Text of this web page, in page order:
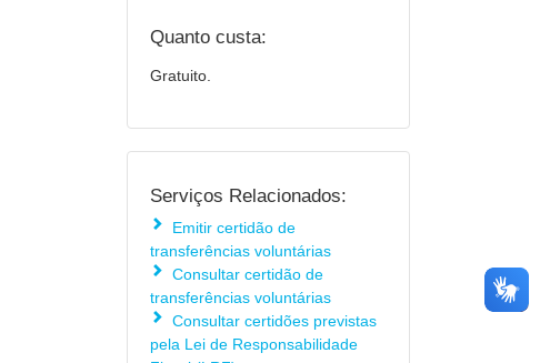
Quanto custa:
Gratuito.
Serviços Relacionados:
Emitir certidão de
transferências voluntárias
Consultar certidão de
transferências voluntárias
Consultar certidões previstas
pela Lei de Responsabilidade